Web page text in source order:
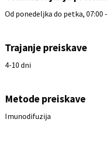
Od ponedeljka do petka, 07:00 -
Trajanje preiskave
4-10 dni
Metode preiskave
Imunodifuzija